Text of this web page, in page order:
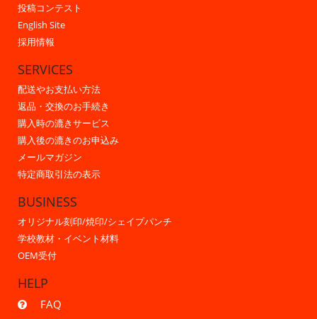
投稿コンテスト
English Site
採用情報
SERVICES
配送やお支払い方法
返品・交換のお手続き
購入時の漉きサービス
購入後の漉きのお申込み
メールマガジン
特定商取引法の表示
BUSINESS
オリジナル刻印/焼印/シェイプパンチ
学校教材・イベント材料
OEM受付
HELP
FAQ